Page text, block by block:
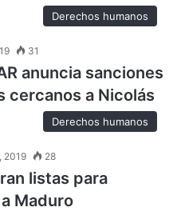
Derechos humanos
31
anuncia sanciones
cercanos a Nicolás
Derechos humanos
2019 28
listas para
Maduro